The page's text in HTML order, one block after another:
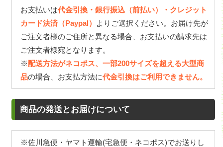
お支払いは代金引換・銀行振込（前払い）・クレジット
カード決済（Paypal）
よりご選択ください。お届け先が
ご注文者様のご住所と異なる場合、お支払いの請求先は
ご注文者様宛となります。
※配送方法がネコポス、一部200サイズを超える大型商
品の場合、お支払方法に代金引換はご利用できません。
商品の発送とお届けについて
※佐川急便・ヤマト運輸(宅急便・ネコポス)でお送りし